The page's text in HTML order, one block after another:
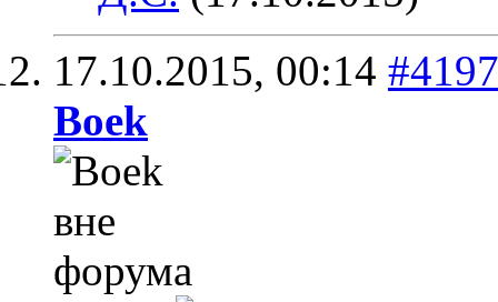
17.10.2015, 00:14 #4197
Boek